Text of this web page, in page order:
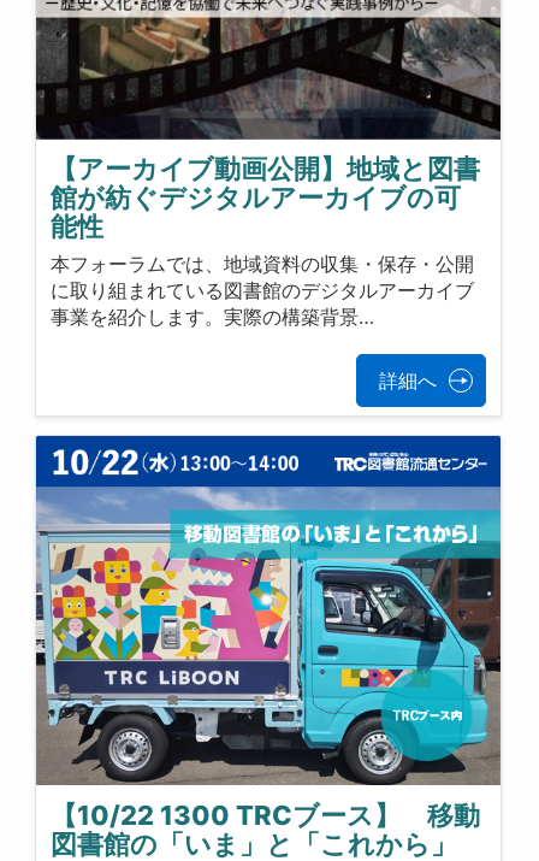
【アーカイブ動画公開】地域と図書
館が紡ぐデジタルアーカイブの可
能性
本フォーラムでは、地域資料の収集・保存・公開
に取り組まれている図書館のデジタルアーカイブ
事業を紹介します。実際の構築背景…
詳細へ
【10/22 1300 TRCブース】 移動
図書館の「いま」と「これから」